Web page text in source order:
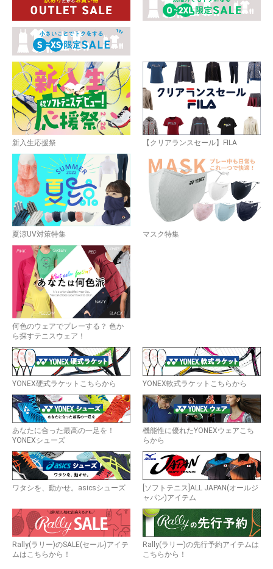
新入生応援祭 【クリアランスセール】FILA
夏涼UV対策特集 マスク特集
何色のウェアでプレーする？ 色か
ら探すテニスウェア！
YONEX硬式ラケットこちらから YONEX軟式ラケットこちらから
あなたに合った最高の一足を！
YONEXシューズ
機能性に優れたYONEXウェアこち
らから
ワタシを、動かせ。asicsシューズ
[ソフトテニス]ALL JAPAN(オールジ
ャパン)アイテム
Rally(ラリー)のSALE(セール)アイテ
ムはこちらから！
Rally(ラリー)の先行予約アイテムは
こちらから！